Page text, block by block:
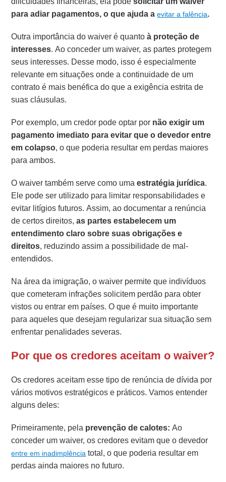
para adiar pagamentos, o que ajuda aevitar a falência.
Outra importância do waiver é quantoà proteção de
interesses. Ao conceder um waiver, as partes protegem
seus interesses. Desse modo, isso é especialmente
relevante em situações onde a continuidade de um
contrato é mais benéfica do que a exigência estrita de
suas cláusulas.
Por exemplo, um credor pode optar por não exigir um
pagamento imediato para evitar que o devedor entre
em colapso, o que poderia resultar em perdas maiores
para ambos.
O waiver também serve como umaestratégia jurídica.
Ele pode ser utilizado para limitar responsabilidades e
evitar litígios futuros. Assim, ao documentar a renúncia
de certos direitos,as partes estabelecem um
entendimento claro sobre suas obrigações e
direitos, reduzindo assim a possibilidade de mal-
entendidos.
Na área da imigração, o waiver permite que indivíduos
que cometeram infrações solicitem perdão para obter
vistos ou entrar em países. O que é muito importante
para aqueles que desejam regularizar sua situação sem
enfrentar penalidades severas.
Por que os credores aceitam o waiver?
Os credores aceitam esse tipo de renúncia de dívida por
vários motivos estratégicos e práticos. Vamos entender
alguns deles:
Primeiramente, pela prevenção de calotes:Ao
conceder um waiver, os credores evitam que o devedor
entre em inadimplência total, o que poderia resultar em
perdas ainda maiores no futuro.